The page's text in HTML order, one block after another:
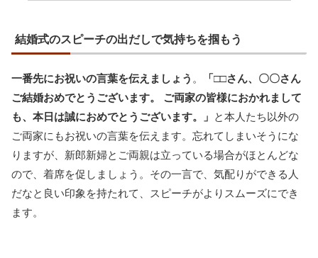
結婚式のスピーチの出だしで気持ちを掴もう
一番先にお祝いの言葉を伝えましょう 。
「□□さん、〇〇さん
ご結婚おめでとうございます。 ご両家の皆様におかれまして
も、本日は誠におめでとうございます。」 と本人たち以外の
ご両家にもお祝いの言葉を伝えます。忘れてしまいそうにな
りますが、新郎新婦とご両親は立っている場合がほとんどな
ので、着席を促しましょう。その一言で、気配りができる人
だなと良い印象を持たれて、スピーチがよりスムーズにでき
ます。